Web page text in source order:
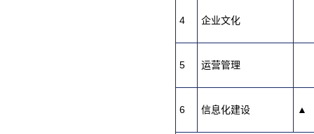
4 企业文化
5 运营管理
6 信息化建设 ▲